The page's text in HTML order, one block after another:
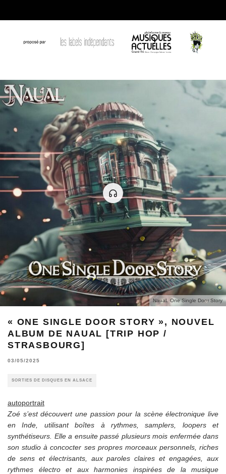
NauaL One Single Door Story
« ONE SINGLE DOOR STORY », NOUVEL
ALBUM DE NAUAL [TRIP HOP /
STRASBOURG]
03/05/2025
SORTIES DE DISQUES EN ALSACE
autoportrait
Zoé s’est découvert une passion pour la scène électronique live
en Inde, utilisant boîtes à rythmes, samplers, loopers et
synthétiseurs. Elle a ensuite passé plusieurs mois enfermée dans
son studio à concocter ses propres morceaux personnels, riches
de sens et électrisants, aux paroles claires et engagées, aux
rythmes électro et aux harmonies inspirées de la musique